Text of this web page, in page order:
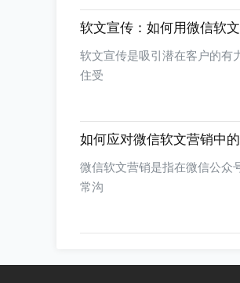
软文宣传：如何用微信软
软文宣传是吸引潜在客户的有
住受
如何应对微信软文营销中
微信软文营销是指在微信公众
常沟